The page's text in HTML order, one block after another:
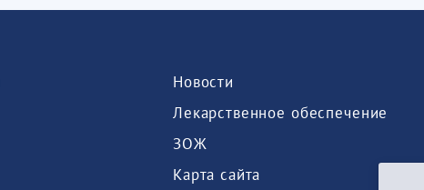
Новости
Лекарственное обеспечение
ЗОЖ
Карта сайта